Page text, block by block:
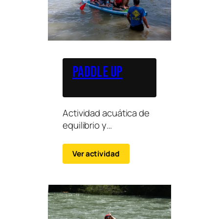
Paddle up
Actividad acuática de
equilibrio y
para disfrutar del agua
en grupo de forma
Ver actividad